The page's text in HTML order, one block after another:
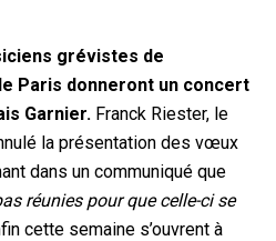
grévistes de
Paris donneront un concert
Garnier. Franck Riester, le
la présentation des vœux
dans un communiqué que
réunies pour que celle-ci se
cette semaine s’ouvrent à